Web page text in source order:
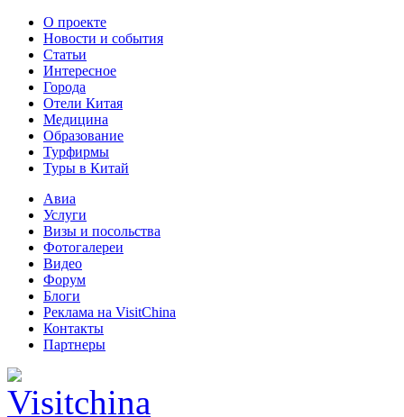
О проекте
Новости и события
Статьи
Интересное
Города
Отели Китая
Медицина
Образование
Турфирмы
Туры в Китай
Авиа
Услуги
Визы и посольства
Фотогалереи
Видео
Форум
Блоги
Реклама на VisitChina
Контакты
Партнеры